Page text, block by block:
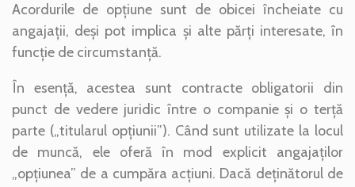
Acordurile de opțiune sunt de obicei încheiate cu
angajații, deși pot implica și alte părți interesate, în
funcție de circumstanță.
În esență, acestea sunt contracte obligatorii din
punct de vedere juridic între o companie și o terță
parte („titularul opțiunii”). Când sunt utilizate la locul
de muncă, ele oferă în mod explicit angajaților
„opțiunea” de a cumpăra acțiuni. Dacă deținătorul de